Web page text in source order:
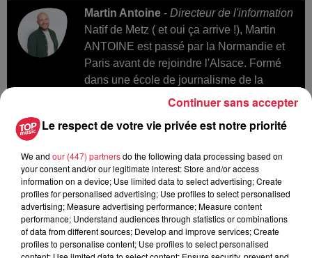
Martin Antoine - Directeur de l'information
Natif de Metz ( et oui ça arrive !), Martin
ANTOINE est passé par la Normandie et
Paris avant de rejoindre l'Alsace. Formé
dans une école de journalisme de la
capitale, il a commencé par la radio avant
presse écrite. Martin a rejoint Top Music en
matinale dans "On est Tous Debout". Une
émission à laquelle il participe chaque
matin. Depuis août 2024, Martin est
également le Directeur de l'Information de
la radio.
Le respect de votre vie privée est notre priorité
We and our (447) partnersdo the following data processing based on
your consent and/or our legitimate interest: Store and/or access
information on a device; Use limited data to select advertising; Create
profiles for personalised advertising; Use profiles to select personalised
advertising; Measure advertising performance; Measure content
performance; Understand audiences through statistics or combinations
of data from different sources; Develop and improve services; Create
profiles to personalise content; Use profiles to select personalised
Continuer sans accepter